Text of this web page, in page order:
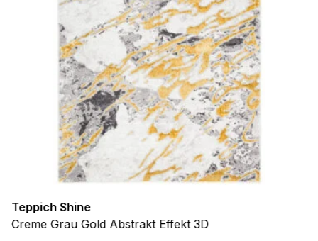
Teppich Shine
Creme Grau Gold Abstrakt Effekt 3D